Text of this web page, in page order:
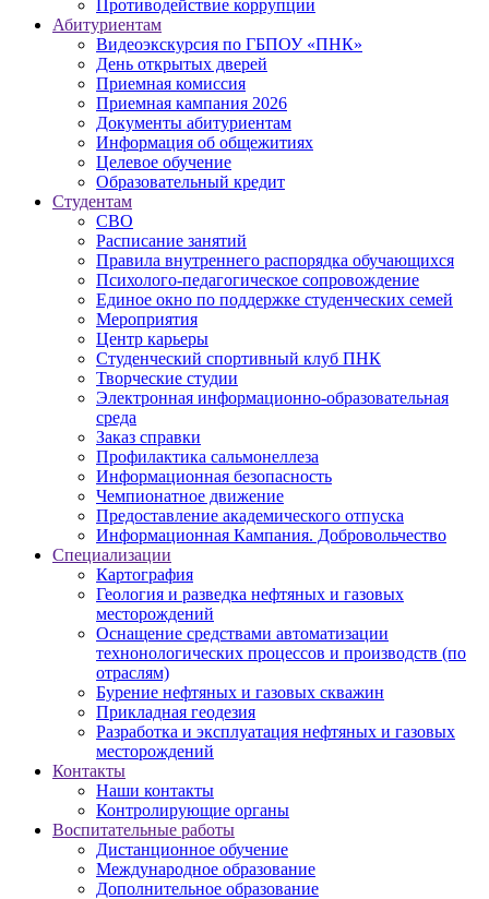
Противодействие коррупции
Абитуриентам
Видеоэкскурсия по ГБПОУ «ПНК»
День открытых дверей
Приемная комиссия
Приемная кампания 2026
Дoкументы абитуриентам
Информация об общежитиях
Целевое обучение
Образовательный кредит
Студентам
СВО
Расписание занятий
Правила внутреннего распорядка обучающихся
Психолого-педагогическое сопровождение
Единое окно по поддержке студенческих семей
Мероприятия
Центр карьеры
Студенческий спортивный клуб ПНК
Творческие студии
Электронная информационно-образовательная
среда
Заказ справки
Профилактика сальмонеллеза
Информационная безопасность
Чемпионатное движение
Предоставление академического отпуска
Информационная Кампания. Добровольчество
Специализации
Картография
Геология и разведка нефтяных и газовых
месторождений
Оснащение средствами автоматизации
технонологических процессов и производств (по
отраслям)
Бурение нефтяных и газовых скважин
Прикладная геодезия
Разработка и эксплуатация нефтяных и газовых
месторождений
Контакты
Наши контакты
Контролирующие органы
Воспитательные работы
Дистанционное обучение
Международное образование
Дополнительное образование